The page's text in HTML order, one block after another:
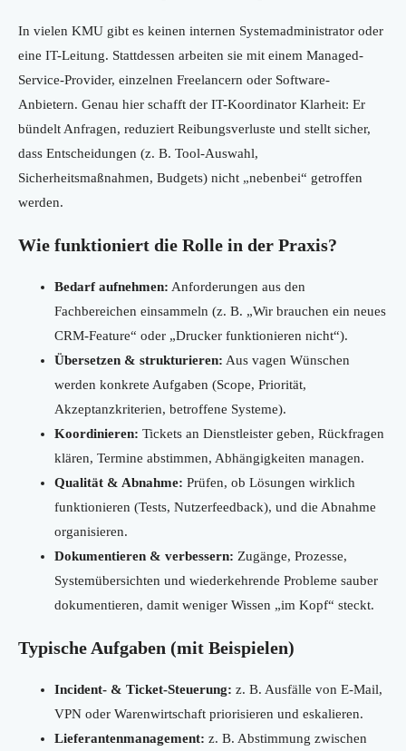
In vielen KMU gibt es keinen internen Systemadministrator oder
eine IT-Leitung. Stattdessen arbeiten sie mit einem Managed-
Service-Provider, einzelnen Freelancern oder Software-
Anbietern. Genau hier schafft der IT-Koordinator Klarheit: Er
bündelt Anfragen, reduziert Reibungsverluste und stellt sicher,
dass Entscheidungen (z. B. Tool-Auswahl,
Sicherheitsmaßnahmen, Budgets) nicht „nebenbei“ getroffen
werden.
Wie funktioniert die Rolle in der Praxis?
Bedarf aufnehmen: Anforderungen aus den
Fachbereichen einsammeln (z. B. „Wir brauchen ein neues
CRM-Feature“ oder „Drucker funktionieren nicht“).
Übersetzen & strukturieren: Aus vagen Wünschen
werden konkrete Aufgaben (Scope, Priorität,
Akzeptanzkriterien, betroffene Systeme).
Koordinieren: Tickets an Dienstleister geben, Rückfragen
klären, Termine abstimmen, Abhängigkeiten managen.
Qualität & Abnahme: Prüfen, ob Lösungen wirklich
funktionieren (Tests, Nutzerfeedback), und die Abnahme
organisieren.
Dokumentieren & verbessern: Zugänge, Prozesse,
Systemübersichten und wiederkehrende Probleme sauber
dokumentieren, damit weniger Wissen „im Kopf“ steckt.
Typische Aufgaben (mit Beispielen)
Incident- & Ticket-Steuerung: z. B. Ausfälle von E-Mail,
VPN oder Warenwirtschaft priorisieren und eskalieren.
Lieferantenmanagement: z. B. Abstimmung zwischen